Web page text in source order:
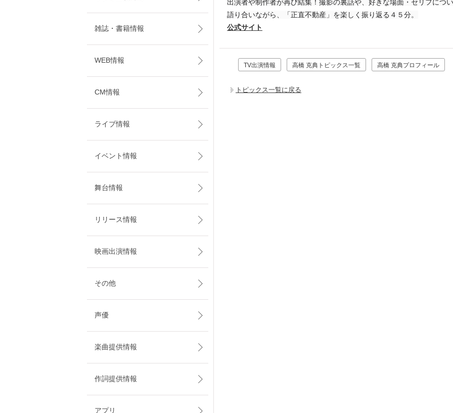
出演者や制作者が再び結集！撮影の裏話や、好きな場面・セリフにつ
語り合いながら、「正直不動産」を楽しく振り返る４５分。
公式サイト
TV出演情報 高橋 克典トピックス一覧 高橋 克典プロフィール
トピックス一覧に戻る
雑誌・書籍情報
WEB情報
CM情報
ライブ情報
イベント情報
舞台情報
リリース情報
映画出演情報
その他
声優
楽曲提供情報
作詞提供情報
アプリ